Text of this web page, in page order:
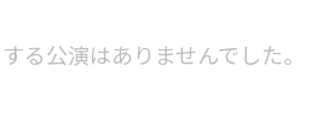
る公演はありませんでした。